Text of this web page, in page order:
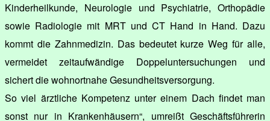
Kinderheilkunde, Neurologie und Psychiatrie, Orthopädie
sowie Radiologie mit MRT und CT Hand in Hand. Dazu
kommt die Zahnmedizin. Das bedeutet kurze Weg für alle,
vermeidet zeitaufwändige Doppeluntersuchungen und
sichert die wohnortnahe Gesundheitsversorgung.
So viel ärztliche Kompetenz unter einem Dach findet man
sonst nur in Krankenhäusern“, umreißt Geschäftsführerin